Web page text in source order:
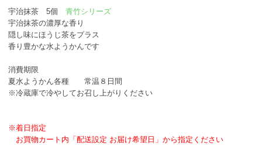
宇治抹茶 5個 青竹シリーズ
宇治抹茶の濃厚な香り
隠し味にほうじ茶をプラス
香り豊かな水ようかんです
消費期限
夏水ようかん各種 常温８日間
※冷蔵庫で冷やしてお召し上がりください
※着日指定
お買物カート内「配送設定 お届け希望日」から指定ください